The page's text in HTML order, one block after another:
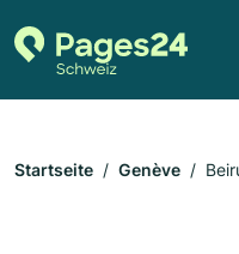
Startseite Genève